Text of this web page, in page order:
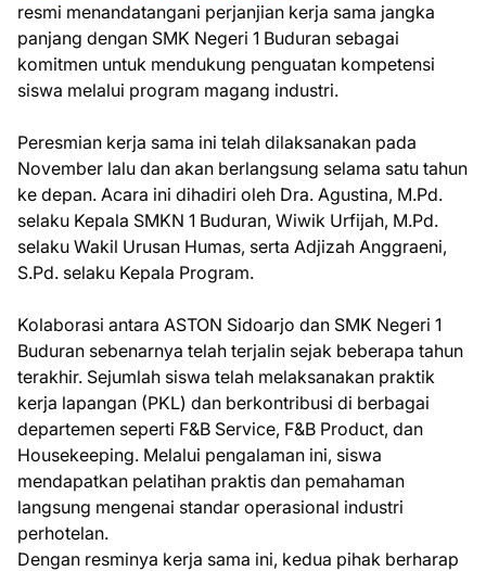
resmi menandatangani perjanjian kerja sama jangka
panjang dengan SMK Negeri 1 Buduran sebagai
komitmen untuk mendukung penguatan kompetensi
siswa melalui program magang industri.
Peresmian kerja sama ini telah dilaksanakan pada
November lalu dan akan berlangsung selama satu tahun
ke depan. Acara ini dihadiri oleh Dra. Agustina, M.Pd.
selaku Kepala SMKN 1 Buduran, Wiwik Urfijah, M.Pd.
selaku Wakil Urusan Humas, serta Adjizah Anggraeni,
S.Pd. selaku Kepala Program.
Kolaborasi antara ASTON Sidoarjo dan SMK Negeri 1
Buduran sebenarnya telah terjalin sejak beberapa tahun
terakhir. Sejumlah siswa telah melaksanakan praktik
kerja lapangan (PKL) dan berkontribusi di berbagai
departemen seperti F&B Service, F&B Product, dan
Housekeeping. Melalui pengalaman ini, siswa
mendapatkan pelatihan praktis dan pemahaman
langsung mengenai standar operasional industri
perhotelan.
Dengan resminya kerja sama ini, kedua pihak berharap